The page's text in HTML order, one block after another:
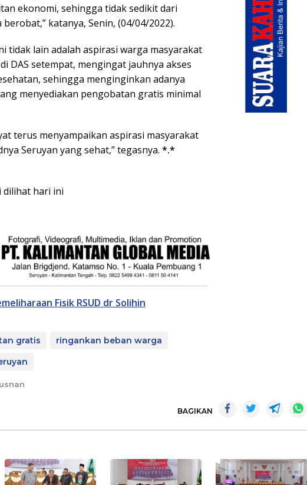
ekonomi, sehingga tidak sedikit dari
katanya, Senin, (04/04/2022).
tidak lain adalah aspirasi warga masyarakat
DAS setempat, mengingat jauhnya akses
sehingga menginginkan adanya
menyediakan pengobatan gratis minimal
terus menyampaikan aspirasi masyarakat
Seruyan yang sehat,” tegasnya. *.*
dilihat hari ini
Fisik RSUD dr Solihin
gratis
ringankan beban warga
BAGIKAN